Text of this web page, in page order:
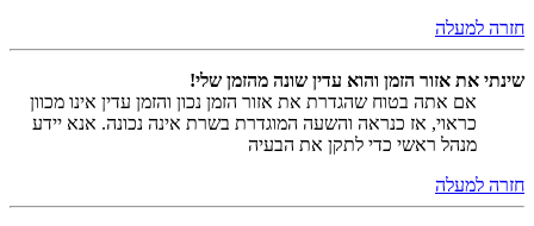
חזרה למעלה
שינתי את אזור הזמן והוא עדין שונה מהזמן שלי!
אם אתה בטוח שהגדרת את אזור הזמן נכון והזמן עדין אינו מכוון
כראוי, אז כנראה והשעה המוגדרת בשרת אינה נכונה. אנא יידע
מנהל ראשי כדי לתקן את הבעיה
חזרה למעלה